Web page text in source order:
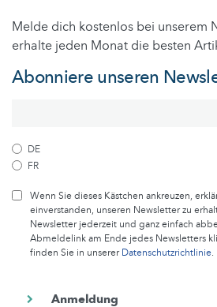
Melde dich kostenlos bei unserem
erhalte jeden Monat die besten
Abonniere unseren
DE
FR
Wenn Sie dieses Kästchen ankreuzen,
einverstanden, unseren Newsletter zu
Newsletter jederzeit und ganz einfach
Abmeldelink am Ende jedes Newsletters
finden Sie in unsererDatenschutzrichtlinie.